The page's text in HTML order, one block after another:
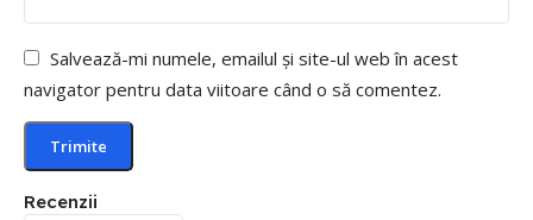
Recenzii
Salvează-mi numele, emailul și site-ul web în acest
navigator pentru data viitoare când o să comentez.